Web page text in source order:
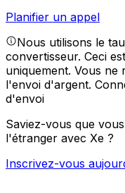
Planifier un appel
Nous utilisons le
convertisseur. Ceci
uniquement. Vous
l'envoi d'argent.
d'envoi
Saviez-vous que
l'étranger avec Xe ?
Inscrivez-vous